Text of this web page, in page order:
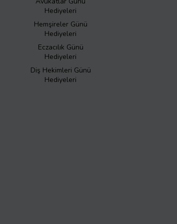
Hediyeleri
Hemşireler Günü
Hediyeleri
Eczacılık Günü
Hediyeleri
Diş Hekimleri Günü
Hediyeleri